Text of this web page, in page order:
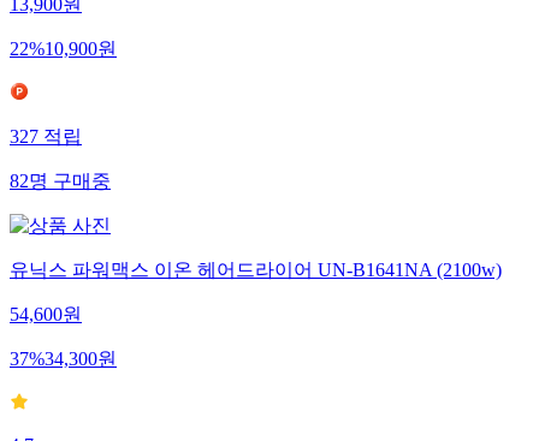
13,900원
22%10,900원
327적립
82명구매중
유닉스 파워맥스 이온 헤어드라이어 UN-B1641NA (2100w)
54,600원
37%34,300원